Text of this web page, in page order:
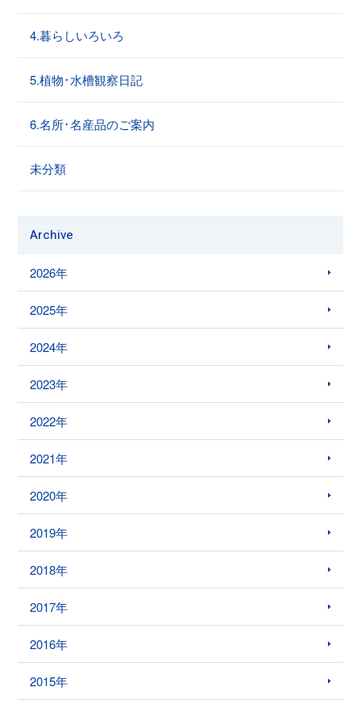
4.暮らしいろいろ
5.植物･水槽観察日記
6.名所･名産品のご案内
未分類
Archive
2026年
2025年
2024年
2023年
2022年
2021年
2020年
2019年
2018年
2017年
2016年
2015年